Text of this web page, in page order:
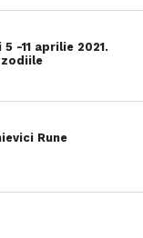
-11 aprilie 2021.
Rune